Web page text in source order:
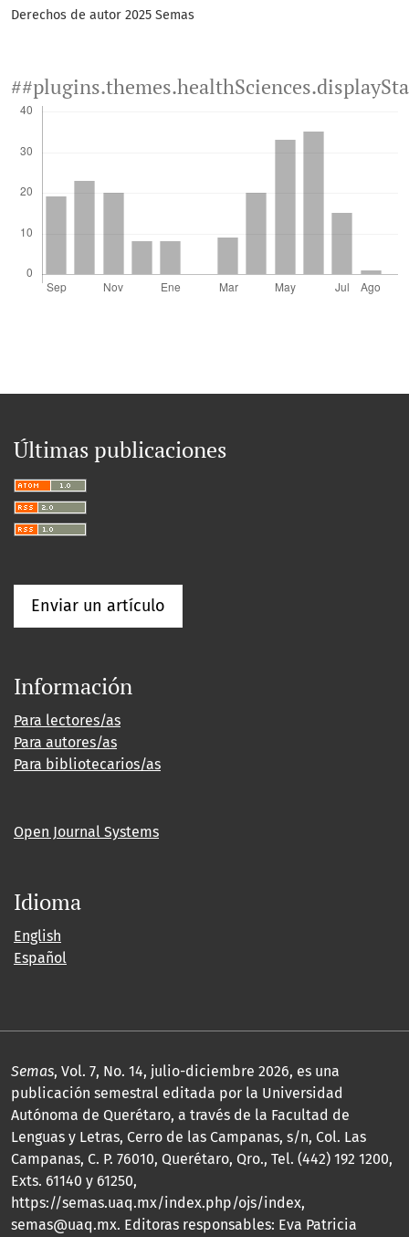
Derechos de autor 2025 Semas
Últimas publicaciones
Enviar un artículo
Información
Para lectores/as
Para autores/as
Para bibliotecarios/as
Open Journal Systems
Idioma
English
Español
Semas, Vol. 7, No. 14, julio-diciembre 2026, es una
publicación semestral editada por la Universidad
Autónoma de Querétaro, a través de la Facultad de
Lenguas y Letras, Cerro de las Campanas, s/n, Col. Las
Campanas, C. P. 76010, Querétaro, Qro., Tel. (442) 192 1200,
Exts. 61140 y 61250,
https://semas.uaq.mx/index.php/ojs/index,
semas@uaq.mx. Editoras responsables: Eva Patricia